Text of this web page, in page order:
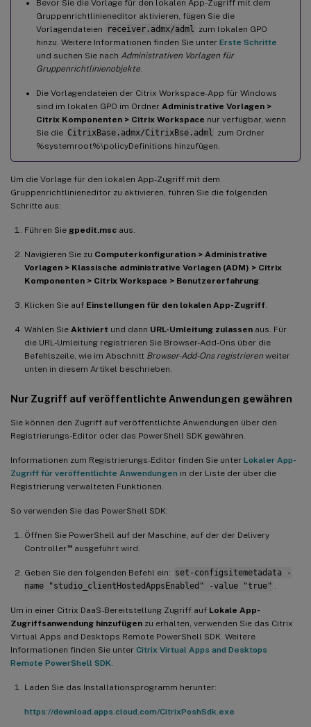
Bevor Sie die Vorlage für den lokalen App-Zugriff mit dem
Gruppenrichtlinieneditor aktivieren, fügen Sie die
Vorlagendateien
receiver.admx/adml
zum lokalen GPO
hinzu. Weitere Informationen finden Sie unter Erste Schritte
und suchen Sie nach Administrativen Vorlagen für
Gruppenrichtlinienobjekte
Die Vorlagendateien der Citrix Workspace-App für Windows
sind im lokalen GPO im Ordner Administrative Vorlagen >
Citrix Komponenten > Citrix Workspace nur verfügbar, wenn
Sie die CitrixBase.admx/CitrixBse.adml
zum Ordner
%systemroot%\policyDefinitions hinzufügen.
Um die Vorlage für den lokalen App-Zugriff mit dem
Gruppenrichtlinieneditor zu aktivieren, führen Sie die folgenden
Schritte aus:
Führen Sie gpedit.msc aus.
Navigieren Sie zu Computerkonfiguration > Administrative
Vorlagen > Klassische administrative Vorlagen (ADM) > Citrix
Komponenten > Citrix Workspace > Benutzererfahrung
Klicken Sie auf Einstellungen für den lokalen App-Zugriff
Wählen Sie Aktiviert und dann URL-Umleitung zulassen aus. Für
die URL-Umleitung registrieren Sie Browser-Add-Ons über die
Befehlszeile, wie im Abschnitt Browser-Add-Ons registrieren weiter
unten in diesem Artikel beschrieben.
Nur Zugriff auf veröffentlichte Anwendungen gewähren
Sie können den Zugriff auf veröffentlichte Anwendungen über den
Registrierungs-Editor oder das PowerShell SDK gewähren.
Informationen zum Registrierungs-Editor finden Sie unter Lokaler App-
Zugriff für veröffentlichte Anwendungen in der Liste der über die
Registrierung verwalteten Funktionen.
So verwenden Sie das PowerShell SDK:
Öffnen Sie PowerShell auf der Maschine, auf der der Delivery
Controller™ausgeführt wird.
Geben Sie den folgenden Befehl ein: set-configsitemetadata -
name "studio_clientHostedAppsEnabled" -value "true"
Um in einer Citrix DaaS-Bereitstellung Zugriff auf Lokale App-
Zugriffsanwendung hinzufügen zu erhalten, verwenden Sie das Citrix
Virtual Apps and Desktops Remote PowerShell SDK. Weitere
Informationen finden Sie unter Citrix Virtual Apps and Desktops
Remote PowerShell SDK
Laden Sie das Installationsprogramm herunter:
https://download.apps.cloud.com/CitrixPoshSdk.exe